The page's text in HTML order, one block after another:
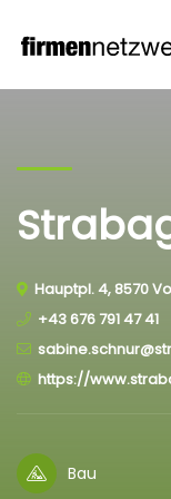
Hauptpl. 4, 8570
+43 676 791 47 41
https://
Bau